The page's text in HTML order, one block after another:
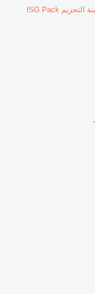
جديدة ماكينة التحزيم ISG Pack